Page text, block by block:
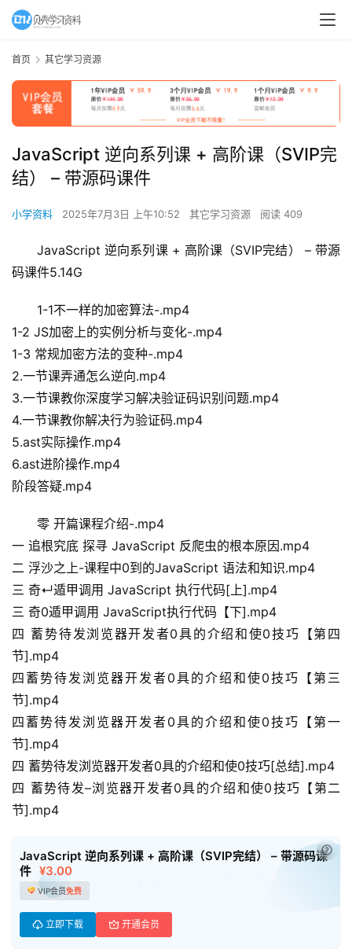
首
页
母
A
I
教
程
资
源
初
中
资
料
小
资
料
自
媒
登录
首页 其它学习资源
JavaScript 逆向系列课 + 高阶课（SVIP完
结） – 带源码课件
小学资料 2025年7月3日 上午10:52 其它学习资源 阅读 409
JavaScript 逆向系列课 + 高阶课（SVIP完结） – 带源
码课件5.14G
1-1不一样的加密算法-.mp4
1-2 JS加密上的实例分析与变化-.mp4
1-3 常规加密方法的变种-.mp4
2.一节课弄通怎么逆向.mp4
3.一节课教你深度学习解决验证码识别问题.mp4
4.一节课教你解决行为验证码.mp4
5.ast实际操作.mp4
6.ast进阶操作.mp4
阶段答疑.mp4
零 开篇课程介绍-.mp4
一 追根究底 探寻 JavaScript 反爬虫的根本原因.mp4
二 浮沙之上-课程中0到的JavaScript 语法和知识.mp4
三 奇↵遁甲调用 JavaScript 执行代码[上].mp4
三 奇0遁甲调用 JavaScript执行代码【下].mp4
四 蓄势待发浏览器开发者0具的介绍和使0技巧【第四
节].mp4
四蓄势待发浏览器开发者0具的介绍和使0技巧【第三
节].mp4
四蓄势待发浏览器开发者0具的介绍和使0技巧【第一
节].mp4
四 蓄势待发浏览器开发者0具的介绍和使0技巧[总结].mp4
四 蓄势待发–浏览器开发者0具的介绍和使0技巧【第二
节].mp4
JavaScript 逆向系列课 + 高阶课（SVIP完结） – 带源码课
件 ¥3.00
VIP会员免费
立即下载 开通会员